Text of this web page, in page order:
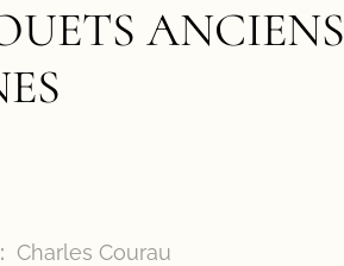
ANCIENS
Charles Courau